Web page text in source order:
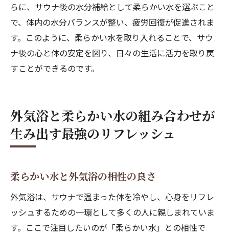
らに、サウナ後の水分補給として柔らかい水を選ぶこと
で、体内の水分バランスが整い、疲労回復が促進されま
す。このように、柔らかい水を取り入れることで、サウ
ナ後の心と体の安定を図り、日々の生活に活力を取り戻
すことができるのです。
外気浴と柔らかい水の組み合わせが
生み出す最強のリフレッシュ
柔らかい水と外気浴の相性の良さ
外気浴は、サウナで温まった体を冷やし、心身をリフレ
ッシュするための一環として多くの人に親しまれていま
す。ここで注目したいのが「柔らかい水」との相性で